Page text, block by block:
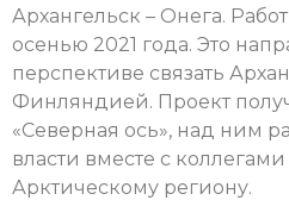
Архангельск – Онега.
осенью 2021 года. Это
перспективе связать
Финляндией. Проект
«Северная ось», над ним
власти вместе с
Арктическому региону.